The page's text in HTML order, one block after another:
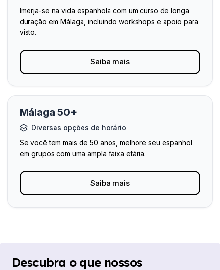
Imerja-se na vida espanhola com um curso de longa
duração em Málaga, incluindo workshops e apoio para
visto.
Saiba mais
Málaga 50+
Diversas opções de horário
Se você tem mais de 50 anos, melhore seu espanhol
em grupos com uma ampla faixa etária.
Saiba mais
Descubra o que nossos